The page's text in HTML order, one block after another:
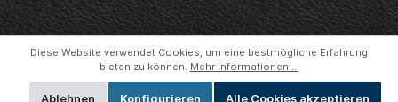
Diese Website verwendet Cookies, um eine bestmögliche Erfahrung
bieten zu können. Mehr Informationen ...
Ablehnen Konfigurieren Alle Cookies akzeptieren